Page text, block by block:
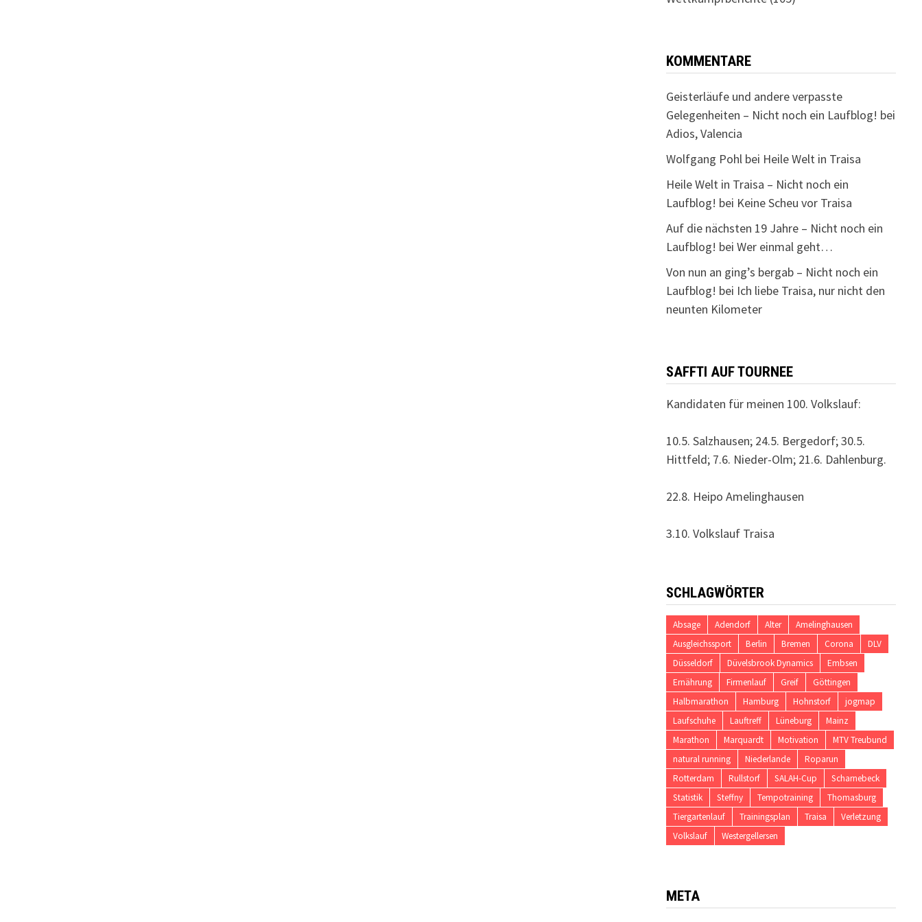
KOMMENTARE
Geisterläufe und andere verpasste
Gelegenheiten – Nicht noch ein Laufblog! bei
Adios, Valencia
Wolfgang Pohlbei Heile Welt in Traisa
Heile Welt in Traisa – Nicht noch ein
Laufblog! bei Keine Scheu vor Traisa
Auf die nächsten 19 Jahre – Nicht noch ein
Laufblog! bei Wer einmal geht…
Von nun an ging’s bergab – Nicht noch ein
Laufblog! bei Ich liebe Traisa, nur nicht den
neunten Kilometer
SAFFTI AUF TOURNEE
Kandidaten für meinen 100. Volkslauf:
10.5. Salzhausen; 24.5. Bergedorf; 30.5.
Hittfeld; 7.6. Nieder-Olm; 21.6. Dahlenburg.
22.8. Heipo Amelinghausen
3.10. Volkslauf Traisa
SCHLAGWÖRTER
Absage Adendorf Alter
Amelinghausen
Ausgleichssport
Berlin Bremen Corona
DLV
Düsseldorf
Düvelsbrook Dynamics
Embsen
Ernährung
Firmenlauf Greif
Göttingen
Halbmarathon
Hamburg Hohnstorf
jogmap
Laufschuhe
Lauftreff Lüneburg
Mainz
Marathon
Marquardt Motivation
MTV Treubund
natural running
Niederlande
Roparun
Rotterdam
Rullstorf SALAH-Cup
Scharnebeck
Statistik
Steffny Tempotraining
Thomasburg
Tiergartenlauf
Trainingsplan Traisa
Verletzung
Volkslauf
Westergellersen
META